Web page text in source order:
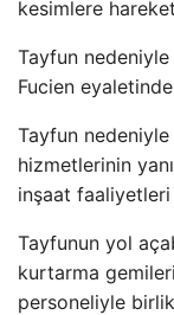
kesimlere
Tayfun nedeniyle
Fucien
Tayfun
hizmetlerinin
inşaat faaliyetleri
Tayfunun yol
kurtarma
personeliyle